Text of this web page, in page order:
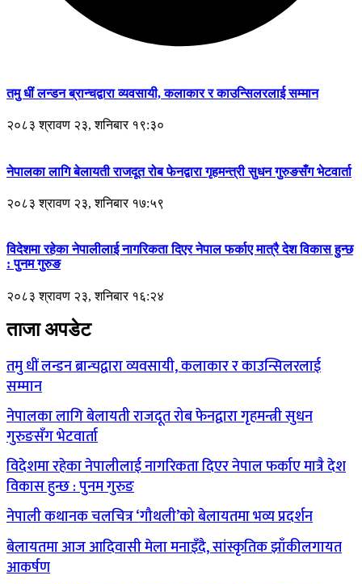
तमु धीं लन्डन ब्रान्चद्वारा व्यवसायी, कलाकार र काउन्सिलरलाई सम्मान
२०८३ श्रावण २३, शनिबार १९:३०
नेपालका लागि बेलायती राजदूत रोब फेनद्वारा गृहमन्त्री सुधन गुरुङसँग भेटवार्ता
२०८३ श्रावण २३, शनिबार १७:५९
विदेशमा रहेका नेपालीलाई नागरिकता दिएर नेपाल फर्काए मात्रै देश विकास हुन्छ
: पुनम गुरुङ
२०८३ श्रावण २३, शनिबार १६:२४
ताजा अपडेट
तमु धीं लन्डन ब्रान्चद्वारा व्यवसायी, कलाकार र काउन्सिलरलाई
सम्मान
नेपालका लागि बेलायती राजदूत रोब फेनद्वारा गृहमन्त्री सुधन
गुरुङसँग भेटवार्ता
विदेशमा रहेका नेपालीलाई नागरिकता दिएर नेपाल फर्काए मात्रै देश
विकास हुन्छ : पुनम गुरुङ
नेपाली कथानक चलचित्र ‘गौथली’को बेलायतमा भव्य प्रदर्शन
बेलायतमा आज आदिवासी मेला मनाइँदै, सांस्कृतिक झाँकीलगायत
आकर्षण